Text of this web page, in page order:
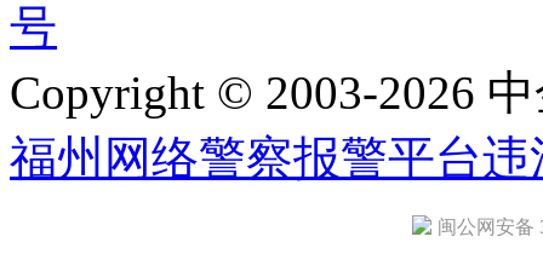
号
Copyright © 2003-2026
福州网络警察报警平台违
闽公网安备